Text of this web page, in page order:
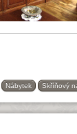
Nábytek Skříňový